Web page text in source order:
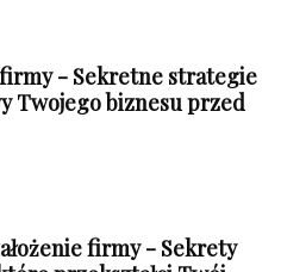
- Sekretne strategie
Twojego biznesu przed
firmy - Sekrety